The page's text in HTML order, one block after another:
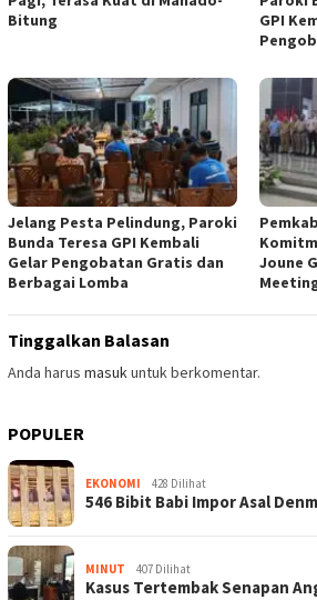
Bitung
GPI
Jelang Pesta Pelindung, Paroki
Bunda Teresa GPI Kembali
Gelar Pengobatan Gratis dan
Berbagai Lomba
Joune
Tinggalkan Balasan
Anda harus masukuntuk berkomentar.
POPULER
EKONOMI 428 Dilihat
546 Bibit Babi Impor Asal
MINUT 407 Dilihat
Kasus Tertembak Senapan